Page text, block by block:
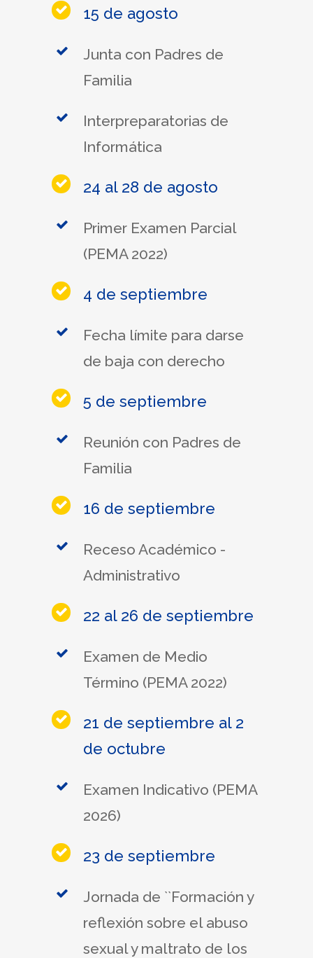
15 de agosto
Junta con Padres de
Familia
Interpreparatorias de
Informática
24 al 28 de agosto
Primer Examen Parcial
(PEMA 2022)
4 de septiembre
Fecha límite para darse
de baja con derecho
5 de septiembre
Reunión con Padres de
Familia
16 de septiembre
Receso Académico -
Administrativo
22 al 26 de septiembre
Examen de Medio
Término (PEMA 2022)
21 de septiembre al 2
de octubre
Examen Indicativo (PEMA
2026)
23 de septiembre
Jornada de ``Formación y
reflexión sobre el abuso
sexual y maltrato de los